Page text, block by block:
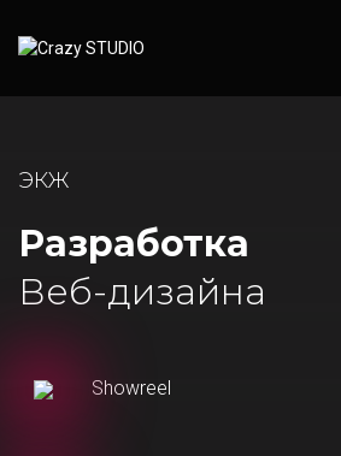
ЭКЖ
Разработка
Веб-дизайна
Showreel